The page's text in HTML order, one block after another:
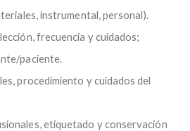
instrumental, personal).
frecuencia y cuidados;
paciente.
procedimiento y cuidados del
etiquetado y conservación